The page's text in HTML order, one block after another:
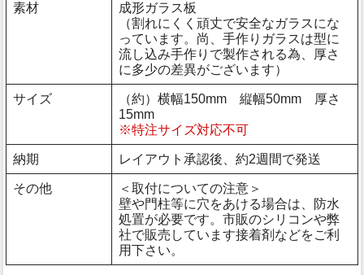
素材
成形ガラス板
（割れにくく頑丈で安全なガラスにな
っています。尚、手作りガラスは型に
流し込み手作りで製作される為、厚さ
に多少の差異がございます）
サイズ
（約）横幅150mm 縦幅50mm 厚さ
15mm
※特注サイズ対応不可
納期 レイアウト承認後、約2週間で発送
その他
＜取付についての注意＞
壁や門柱等に穴をあける場合は、防水
処置が必要です。市販のシリコンや弊
社で販売しています接着剤などをご利
用下さい。